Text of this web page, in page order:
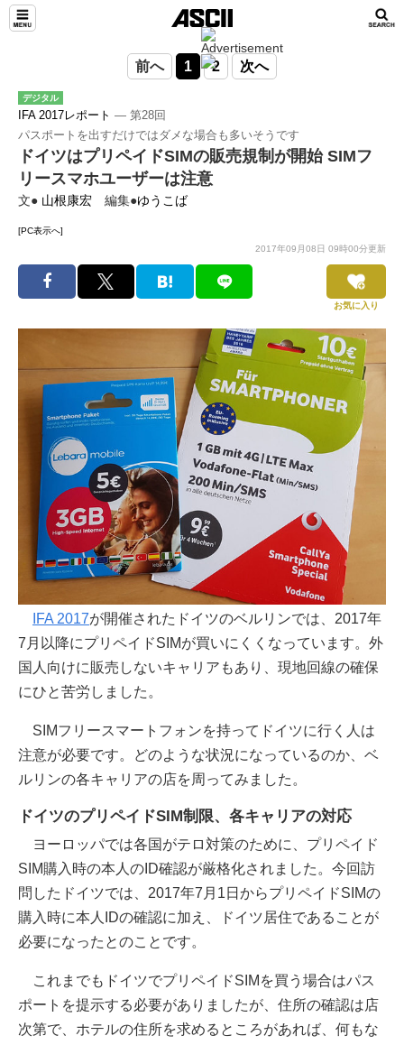
前へ 1 2 次へ
デジタル
IFA 2017レポート ― 第28回
パスポートを出すだけではダメな場合も多いそうです
ドイツはプリペイドSIMの販売規制が開始 SIMフ
リースマホユーザーは注意
文● 山根康宏 編集●ゆうこば
[PC表示へ]
2017年09月08日 09時00分更新
お気に入り
IFA 2017が開催されたドイツのベルリンでは、2017年
7月以降にプリペイドSIMが買いにくくなっています。外
国人向けに販売しないキャリアもあり、現地回線の確保
にひと苦労しました。
SIMフリースマートフォンを持ってドイツに行く人は
注意が必要です。どのような状況になっているのか、ベ
ルリンの各キャリアの店を周ってみました。
ドイツのプリペイドSIM制限、各キャリアの対応
ヨーロッパでは各国がテロ対策のために、プリペイド
SIM購入時の本人のID確認が厳格化されました。今回訪
問したドイツでは、2017年7月1日からプリペイドSIMの
購入時に本人IDの確認に加え、ドイツ居住であることが
必要になったとのことです。
これまでもドイツでプリペイドSIMを買う場合はパス
ポートを提示する必要がありましたが、住所の確認は店
次第で、ホテルの住所を求めるところがあれば、何もな